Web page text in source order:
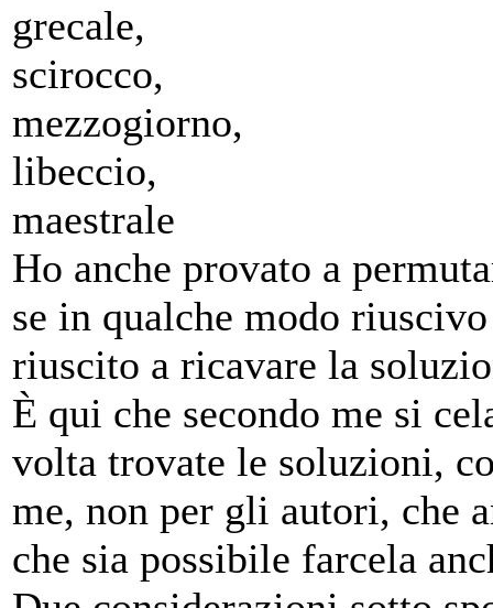
grecale,
scirocco,
mezzogiorno,
libeccio,
maestrale
Ho anche provato a
se in qualche modo
riuscito a ricavare la
È qui che secondo me si
volta trovate le soluzioni,
me, non per gli autori, che
che sia possibile farcela